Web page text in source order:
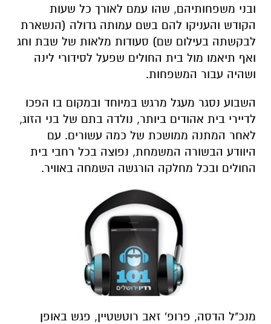
ובני משפחותיהם, שהו עמם לאורך כל שעות
הקודש והעניקו להם בשם עמותה גדולה (הנשארת
לבקשתה בעילום שם) סעודות מלאות של שבת וחג
ואף תיאמו מול בית החולים שפעל לסידורי לינה
ושהיה עבור המשפחות.
השבוע נסגר מעגל מרגש במיוחד ובמקום בו הפכו
לדיירי בית אהודים ביותר, נולדה בתם של בני הזוג,
לאחר המתנה ממושכת של כמה עשורים. עם
היוודע הבשורה המשמחת, נפוצה בכל רחבי בית
החולים ובכל מחלקה הורגשה השמחה באוויר.
מנכ"ל הדסה, פרופ' זאב רוטשטיין, פגש באופן